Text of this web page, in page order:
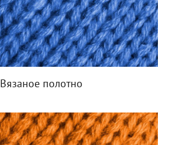
Вязаное полотно